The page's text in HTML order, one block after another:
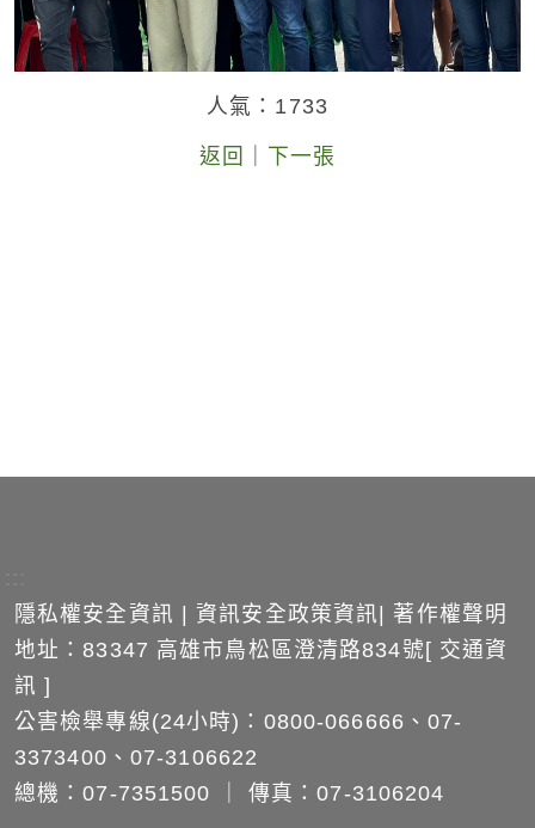
人氣：1733
返回 下一張
隱私權安全資訊
資訊安全政策資訊
著作權聲明
地址：83347 高雄市鳥松區澄清路834號[ 交通資
訊]
公害檢舉專線(24小時)：0800-066666、07-
3373400、07-3106622
總機：07-7351500 ｜ 傳真：07-3106204